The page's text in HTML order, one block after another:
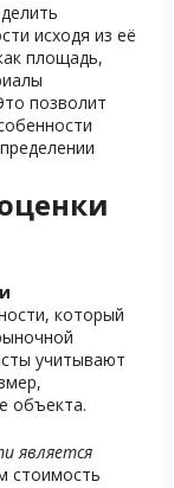
исходя из её
площадь,
позволит
который
учитывают
объекта.
является
стоимость